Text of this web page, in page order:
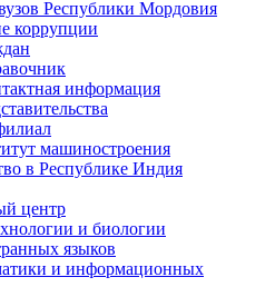
Республики Мордовия
коррупции
информация
машиностроения
в Республике Индия
центр
и биологии
языков
и информационных